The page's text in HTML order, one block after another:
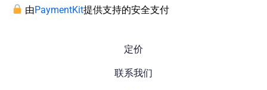
由PaymentKit提供支持的安全支付
定价
联系我们